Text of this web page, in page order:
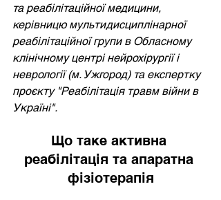
та реабілітаційної медицини,
керівницю мультидисциплінарної
реабілітаційної групи в Обласному
клінічному центрі нейрохірургії і
неврології (м. Ужгород) та експертку
проєкту "Реабілітація травм війни в
Україні".
Що таке активна
реабілітація та апаратна
фізіотерапія